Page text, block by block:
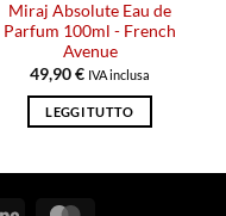
Miraj Absolute Eau de
Parfum 100ml - French
Avenue
49,90€ IVA inclusa
LEGGI TUTTO